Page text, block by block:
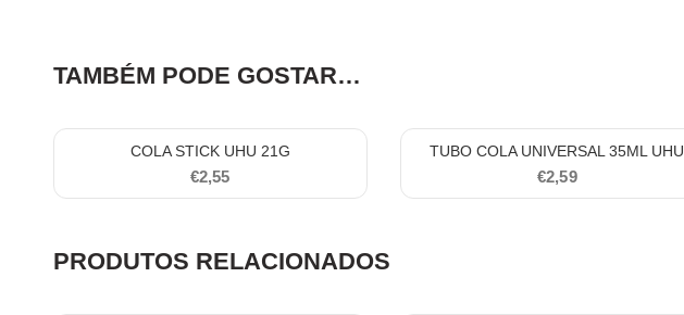
TAMBÉM PODE GOSTAR…
COLA STICK UHU 21G
€2,55
TUBO COLA UNIVERSAL 35ML UHU
€2,59
PRODUTOS RELACIONADOS